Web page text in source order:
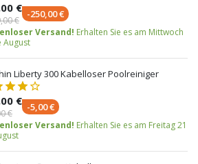
€
€
-250,00 €
Versand! Erhalten Sie es am Mittwoch
August
Liberty 300 Kabelloser Poolreiniger
€
€
-5,00 €
Versand! Erhalten Sie es am Freitag 21